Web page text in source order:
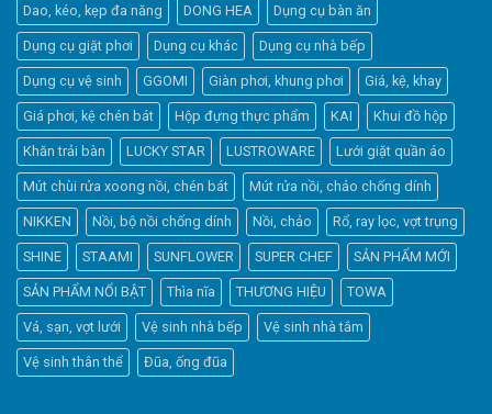
Dao, kéo, kẹp đa năng DONG HEA Dụng cụ bàn ăn
Dụng cụ giặt phơi Dụng cụ khác Dụng cụ nhà bếp
Dụng cụ vệ sinh GGOMI Giàn phơi, khung phơi Giá, kệ, khay
Giá phơi, kệ chén bát Hộp đựng thực phẩm KAI Khui đồ hộp
Khăn trải bàn LUCKY STAR LUSTROWARE Lưới giặt quần áo
Mút chùi rửa xoong nồi, chén bát Mút rửa nồi, chảo chống dính
NIKKEN Nồi, bộ nồi chống dính Nồi, chảo Rổ, ray lọc, vợt trụng
SHINE STAAMI SUNFLOWER SUPER CHEF SẢN PHẨM MỚI
SẢN PHẨM NỔI BẬT Thìa nĩa THƯƠNG HIỆU TOWA
Vá, sạn, vợt lưới Vệ sinh nhà bếp Vệ sinh nhà tắm
Vệ sinh thân thể Đũa, ống đũa
Elfsight
Typically replies within a day